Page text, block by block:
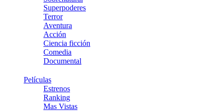
Superpoderes
Terror
Aventura
Acción
Ciencia ficción
Comedia
Documental
Películas
Estrenos
Ranking
Mas Vistas